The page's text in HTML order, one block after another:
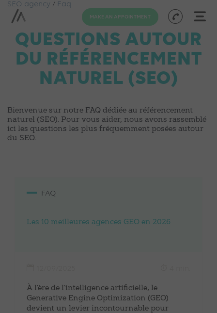
MAKE AN APPOINTMENT
SEO agency / Faq
QUESTIONS AUTOUR
DU RÉFÉRENCEMENT
NATUREL (SEO)
Bienvenue sur notre FAQ dédiée au référencement
naturel (SEO). Pour vous aider, nous avons rassemblé
ici les questions les plus fréquemment posées autour
du SEO.
FAQ
Les 10 meilleures agences GEO en 2026
À l’ère de l’intelligence artificielle, le
Generative Engine Optimization (GEO)
devient un levier incontournable pour